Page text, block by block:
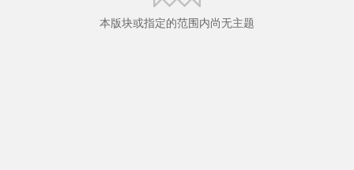
本版块或指定的范围内尚无主题